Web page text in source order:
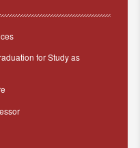
for Study as